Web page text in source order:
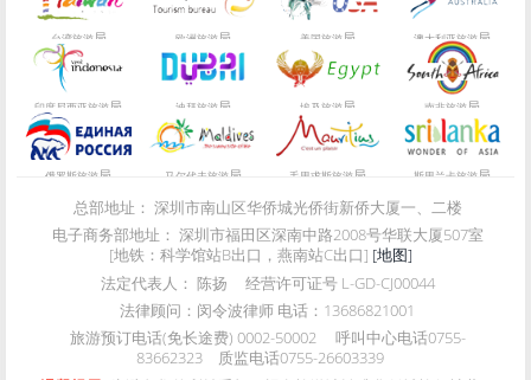
台湾旅游局 欧洲旅游局 美国旅游局 澳大利亚旅游局
印度尼西亚旅游局 迪拜旅游局 埃及旅游局 南非旅游局
俄罗斯旅游局 马尔代夫旅游局 毛里求斯旅游局 斯里兰卡旅游局
总部地址： 深圳市南山区华侨城光侨街新侨大厦一、二楼
电子商务部地址： 深圳市福田区深南中路2008号华联大厦507室
[地铁：科学馆站B出口，燕南站C出口] [地图]
法定代表人： 陈扬 经营许可证号 L-GD-CJ00044
法律顾问： 闵令波律师 电话：13686821001
旅游预订电话(免长途费) 0002-50002 呼叫中心电话0755-
83662323
质监电话0755-26603339